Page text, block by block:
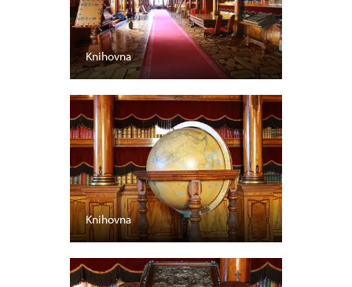
Knihovna
Knihovna